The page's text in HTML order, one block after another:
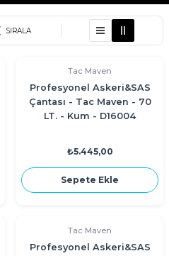
SIRALA
Tac Maven
Profesyonel Askeri&SAS
Çantası - Tac Maven - 70
LT. - Kum - D16004
₺5.445,00
Sepete Ekle
Tac Maven
Profesyonel Askeri&SAS